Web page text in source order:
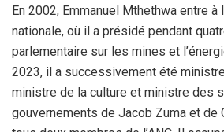
En 2002, Emmanuel Mthethwa entre à
nationale, où il a présidé pendant
parlementaire sur les mines et
2023, il a successivement été
ministre de la culture et ministre des
gouvernements de Jacob Zuma et de